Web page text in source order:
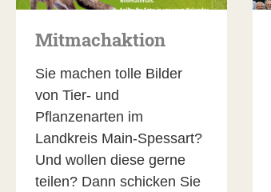
Mitmachaktion
Sie machen tolle Bilder
von Tier- und
Pflanzenarten im
Landkreis Main-Spessart?
Und wollen diese gerne
teilen? Dann schicken Sie